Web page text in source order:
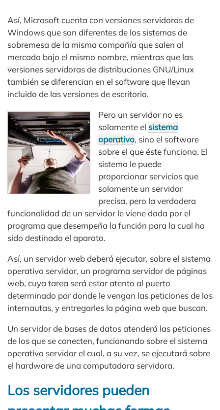
Así, Microsoft cuenta con versiones servidoras de
Windows que son diferentes de los sistemas de
sobremesa de la misma compañía que salen al
mercado bajo el mismo nombre, mientras que las
versiones servidoras de distribuciones GNU/Linux
también se diferencian en el software que llevan
incluido de las versiones de escritorio.
Pero un servidor no es
solamente el sistema
operativo, sino el software
sobre el que éste funciona. El
sistema le puede
proporcionar servicios que
solamente un servidor
precisa, pero la verdadera
funcionalidad de un servidor le viene dada por el
programa que desempeña la función para la cual ha
sido destinado el aparato.
Así, un servidor web deberá ejecutar, sobre el sistema
operativo servidor, un programa servidor de páginas
web, cuya tarea será estar atento al puerto
determinado por donde le vengan las peticiones de los
internautas, y entregarles la página web que buscan.
Un servidor de bases de datos atenderá las peticiones
de los que se conecten, funcionando sobre el sistema
operativo servidor el cual, a su vez, se ejecutará sobre
el hardware de una computadora servidora.
Los servidores pueden